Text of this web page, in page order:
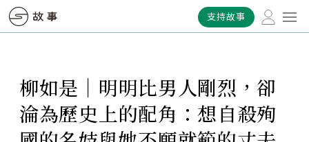
支持故事
柳如是｜明明比男人剛烈，卻
淪為歷史上的配角：想自殺殉